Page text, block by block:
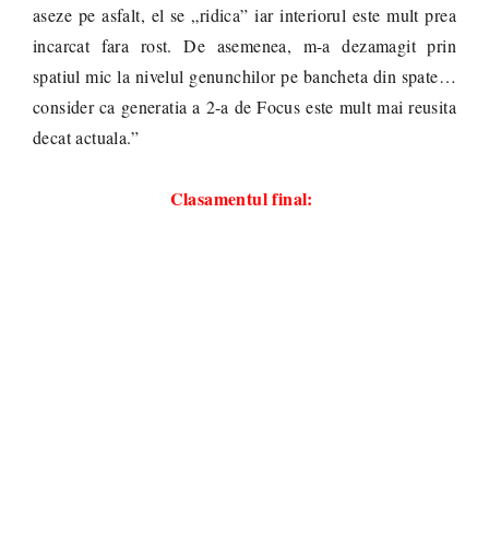
aseze pe asfalt, el se „ridica” iar interiorul este mult prea
incarcat fara rost. De asemenea, m-a dezamagit prin
spatiul mic la nivelul genunchilor pe bancheta din spate…
consider ca generatia a 2-a de Focus este mult mai reusita
decat actuala.”
Clasamentul final: